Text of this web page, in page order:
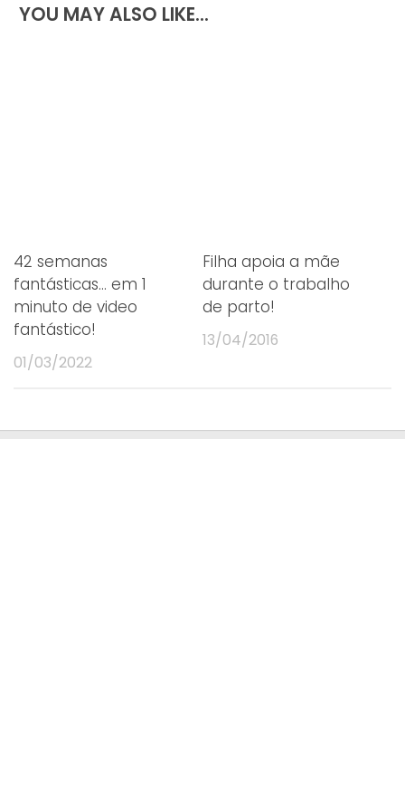
YOU MAY ALSO LIKE...
42 semanas
fantásticas… em 1
minuto de video
fantástico!
01/03/2022
Filha apoia a mãe
durante o trabalho
de parto!
13/04/2016